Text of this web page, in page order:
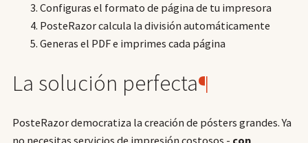
Configuras el formato de página de tu impresora
PosteRazor calcula la división automáticamente
Generas el PDF e imprimes cada página
La solución perfecta¶
PosteRazor democratiza la creación de pósters grandes. Ya